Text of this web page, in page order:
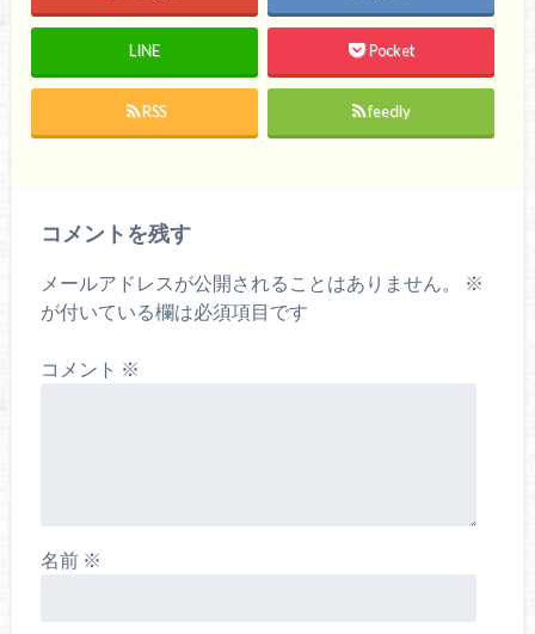
LINE Pocket
RSS feedly
コメントを残す
メールアドレスが公開されることはありません。
※
が付いている欄は必須項目です
コメント ※
名前 ※